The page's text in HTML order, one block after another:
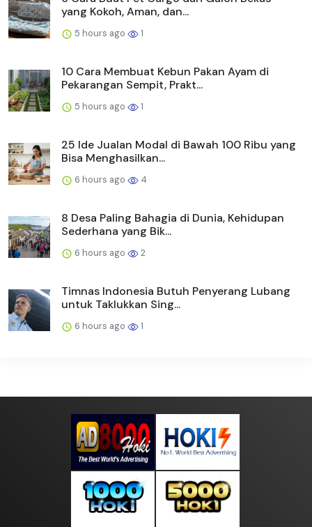
yang Kokoh, Aman, dan...
5 hours ago 1
10 Cara Membuat Kebun Pakan Ayam di
Pekarangan Sempit, Prakt...
5 hours ago 1
25 Ide Jualan Modal di Bawah 100 Ribu yang
Bisa Menghasilkan...
6 hours ago 4
8 Desa Paling Bahagia di Dunia, Kehidupan
Sederhana yang Bik...
6 hours ago 2
Timnas Indonesia Butuh Penyerang Lubang
untuk Taklukkan Sing...
6 hours ago 1